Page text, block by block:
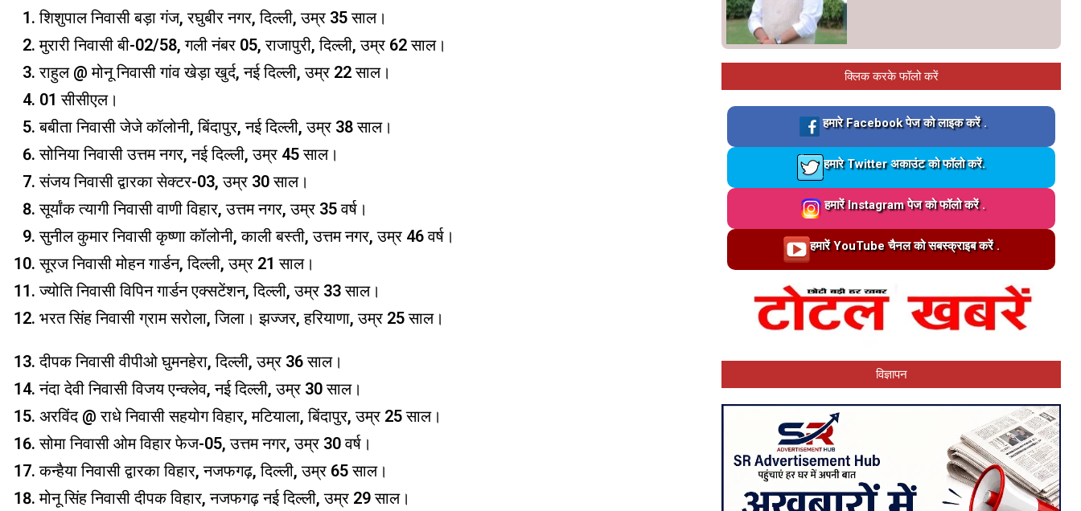
शिशुपाल निवासी बड़ा गंज, रघुबीर नगर, दिल्ली, उम्र 35 साल।
मुरारी निवासी बी-02/58, गली नंबर 05, राजापुरी, दिल्ली, उम्र 62 साल।
राहुल @ मोनू निवासी गांव खेड़ा खुर्द, नई दिल्ली, उम्र 22 साल।
01 सीसीएल।
बबीता निवासी जेजे कॉलोनी, बिंदापुर, नई दिल्ली, उम्र 38 साल।
सोनिया निवासी उत्तम नगर, नई दिल्ली, उम्र 45 साल।
संजय निवासी द्वारका सेक्टर-03, उम्र 30 साल।
सूर्यांक त्यागी निवासी वाणी विहार, उत्तम नगर, उम्र 35 वर्ष।
सुनील कुमार निवासी कृष्णा कॉलोनी, काली बस्ती, उत्तम नगर, उम्र 46 वर्ष।
सूरज निवासी मोहन गार्डन, दिल्ली, उम्र 21 साल।
ज्योति निवासी विपिन गार्डन एक्सटेंशन, दिल्ली, उम्र 33 साल।
भरत सिंह निवासी ग्राम सरोला, जिला। झज्जर, हरियाणा, उम्र 25 साल।
दीपक निवासी वीपीओ घुमनहेरा, दिल्ली, उम्र 36 साल।
नंदा देवी निवासी विजय एन्क्लेव, नई दिल्ली, उम्र 30 साल।
अरविंद @ राधे निवासी सहयोग विहार, मटियाला, बिंदापुर, उम्र 25 साल।
सोमा निवासी ओम विहार फेज-05, उत्तम नगर, उम्र 30 वर्ष।
कन्हैया निवासी द्वारका विहार, नजफगढ़, दिल्ली, उम्र 65 साल।
मोनू सिंह निवासी दीपक विहार, नजफगढ़ नई दिल्ली, उम्र 29 साल।
क्लिक करके फॉलो करें
Loading…
हमारे Facebook पेज को लाइक करें .
Loading…
हमारे Twitter अकाउंट को फॉलो करें.
Loading…
हमारें Instagram पेज को फॉलो करें .
Loading…हमारें YouTube चैनल को सबस्क्राइब करें .
विज्ञापन